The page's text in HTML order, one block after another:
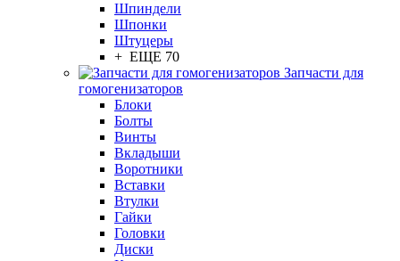
Шпиндели
Шпонки
Штуцеры
+ ЕЩЕ 70
Запчасти для
гомогенизаторов
Блоки
Болты
Винты
Вкладыши
Воротники
Вставки
Втулки
Гайки
Головки
Диски